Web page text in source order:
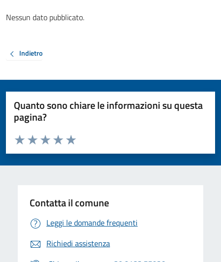
Nessun dato pubblicato.
Indietro
Quanto sono chiare le informazioni su questa
pagina?
Valuta da 1 a 5 stelle la pagina
Valuta 5 stelle su 5
Valuta 4 stelle su 5
Valuta 3 stelle su 5
Valuta 2 stelle su 5
Valuta 1 stelle su 5
Contatta il comune
Leggi le domande frequenti
Richiedi assistenza